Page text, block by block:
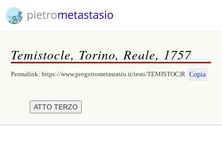
Temistocle, Torino, Reale, 1757
Permalink:https://www.progettometastasio.it/testi/TEMISTOC|R Copia